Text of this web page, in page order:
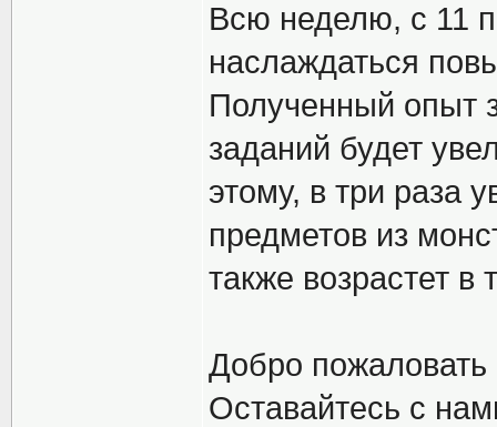
Всю неделю, с 11
наслаждаться
Полученный опыт
заданий будет
этому, в три раза
предметов из
также возрастет в
Добро
Оставайтесь с